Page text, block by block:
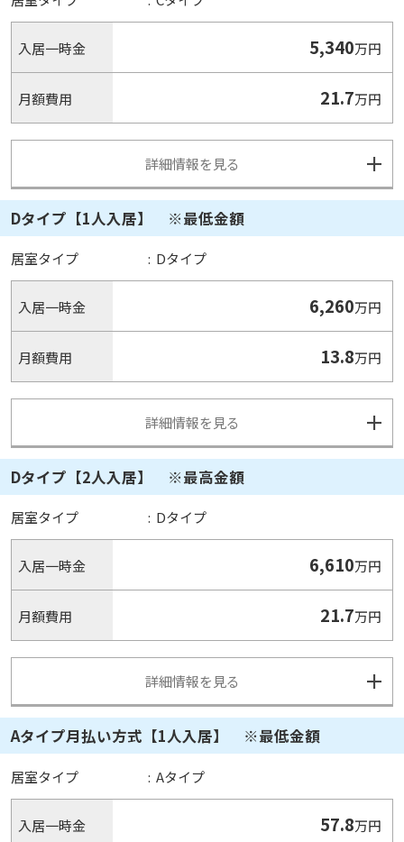
入居一時金 5,340万円
月額費用 21.7万円
詳細情報を見る
Dタイプ【1人入居】 ※最低金額
居室タイプ : Dタイプ
入居一時金 6,260万円
月額費用 13.8万円
詳細情報を見る
Dタイプ【2人入居】 ※最高金額
居室タイプ : Dタイプ
入居一時金 6,610万円
月額費用 21.7万円
詳細情報を見る
Aタイプ月払い方式【1人入居】 ※最低金額
居室タイプ : Aタイプ
入居一時金 57.8万円